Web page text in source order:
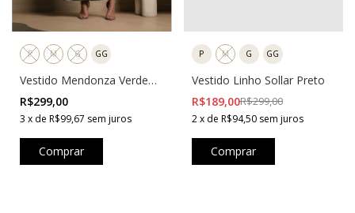
P M G GG
Vestido Mendonza Verde
Iceberg
R$299,00
3 x de R$99,67 sem juros
Comprar
P M G GG
Vestido Linho Sollar Preto
R$189,00R$299,00
2 x de R$94,50 sem juros
Comprar